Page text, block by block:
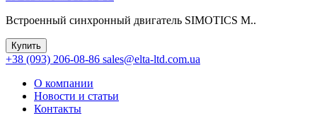
Встроенный синхронный двигатель SIMOTICS M..
Купить
+38 (093) 206-08-86 sales@elta-ltd.com.ua
О компании
Новости и статьи
Контакты